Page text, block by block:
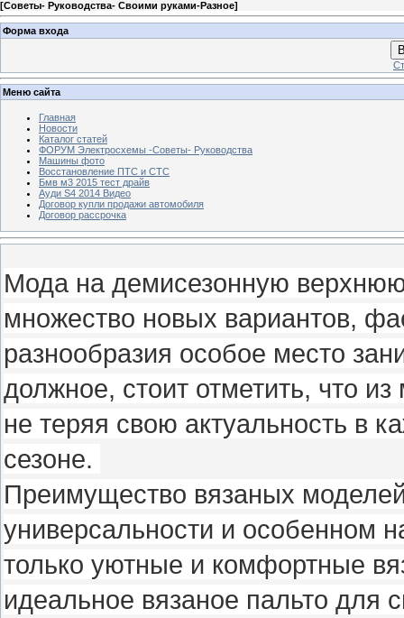
[Советы- Руководства- Своими руками-Разное]
Форма входа
Меню сайта
Главная
Новости
Каталог статей
ФОРУМ Электросхемы -Советы- Руководства
Машины фото
Восстановление ПТС и СТС
Бмв м3 2015 тест драйв
Ауди S4 2014 Видео
Договор купли продажи автомобиля
Договор рассрочка
Мода на демисезонную
множество новых вариантов,
разнообразия особое место
должное, стоит отметить, что
не теряя свою актуальность в
сезоне.
Преимущество вязаных
универсальности и особенном
только уютные и комфортные
идеальное вязаное пальто для